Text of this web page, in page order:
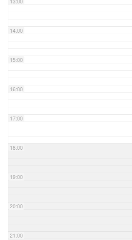
14:00
15:00
16:00
17:00
18:00
19:00
20:00
21:00